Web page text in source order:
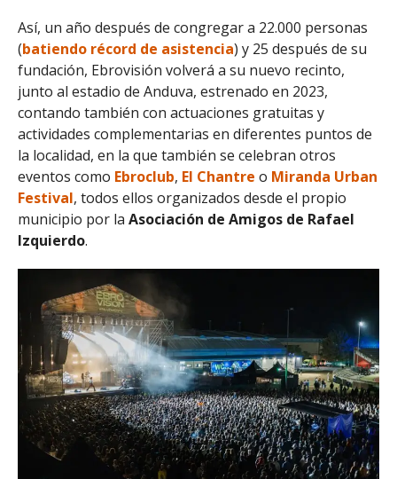
Así, un año después de congregar a 22.000 personas
(batiendo récord de asistencia) y 25 después de su
fundación, Ebrovisión volverá a su nuevo recinto,
junto al estadio de Anduva, estrenado en 2023,
contando también con actuaciones gratuitas y
actividades complementarias en diferentes puntos de
la localidad, en la que también se celebran otros
eventos como Ebroclub, El Chantre o Miranda Urban
Festival, todos ellos organizados desde el propio
municipio por la Asociación de Amigos de Rafael
Izquierdo.